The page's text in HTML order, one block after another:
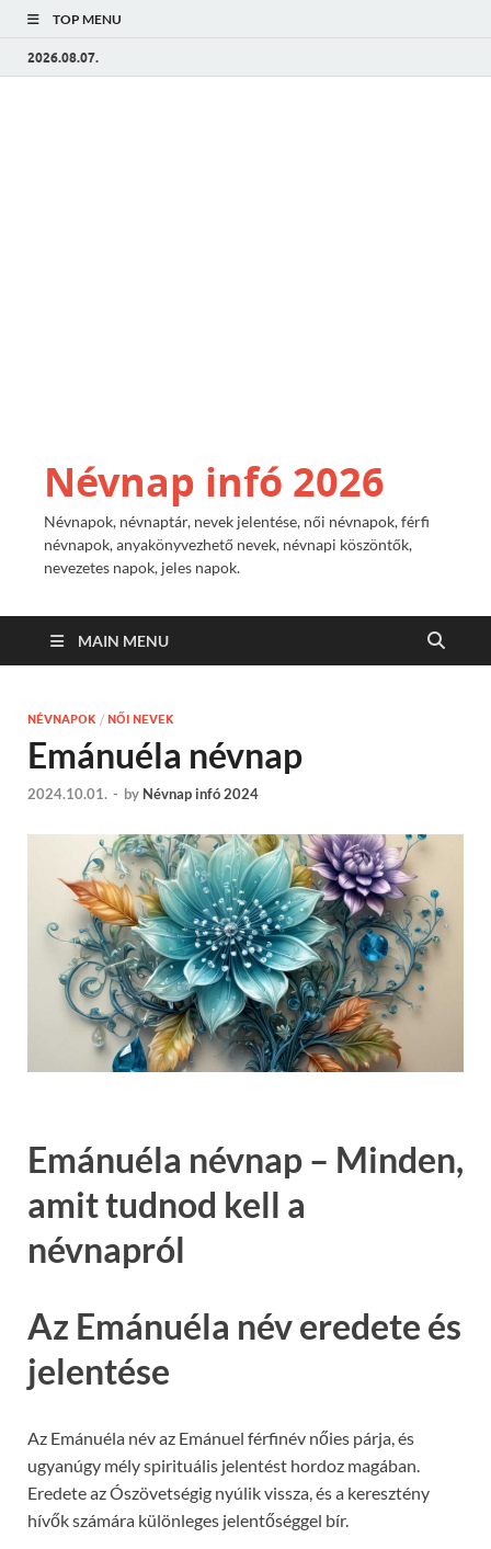
TOP MENU
2026.08.07.
Névnap infó 2026
Névnapok, névnaptár, nevek jelentése, női névnapok, férfi
névnapok, anyakönyvezhető nevek, névnapi köszöntők,
nevezetes napok, jeles napok.
MAIN MENU
NÉVNAPOK / NŐI NEVEK
Emánuéla névnap
2024.10.01. - by Névnap infó 2024
Emánuéla névnap – Minden,
amit tudnod kell a
névnapról
Az Emánuéla név eredete és
jelentése
Az Emánuéla név az Emánuel férfinév nőies párja, és
ugyanúgy mély spirituális jelentést hordoz magában.
Eredete az Ószövetségig nyúlik vissza, és a keresztény
hívők számára különleges jelentőséggel bír.